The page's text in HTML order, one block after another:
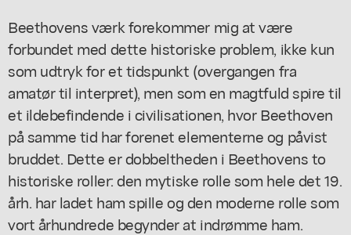
Beethovens værk forekommer mig at være
forbundet med dette historiske problem, ikke kun
som udtryk for et tidspunkt (overgangen fra
amatør til interpret), men som en magtfuld spire til
et ildebefindende i civilisationen, hvor Beethoven
på samme tid har forenet elementerne og påvist
bruddet. Dette er dobbeltheden i Beethovens to
historiske roller: den mytiske rolle som hele det 19.
årh. har ladet ham spille og den moderne rolle som
vort århundrede begynder at indrømme ham.